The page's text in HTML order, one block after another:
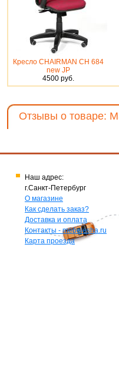
Кресло CHAIRMAN CH 684
new JP
4500 руб.
Отзывы о товаре:
Наш адрес:
г.Санкт-Петербург
О магазине
Как сделать заказ?
Доставка и оплата
Контакты - mebelesha.ru
Карта проезда